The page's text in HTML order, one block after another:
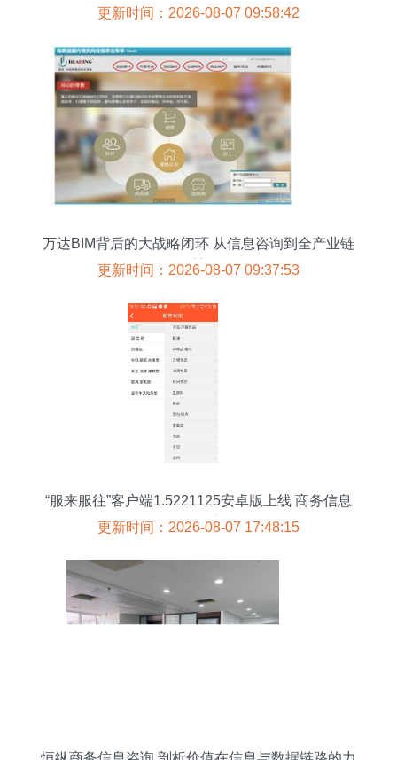
遇
更新时间：2026-08-07 09:58:42
万达BIM背后的大战略闭环 从信息咨询到全产业链
重塑
更新时间：2026-08-07 09:37:53
“服来服往”客户端1.5221125安卓版上线 商务信息
咨询的便捷新选择
更新时间：2026-08-07 17:48:15